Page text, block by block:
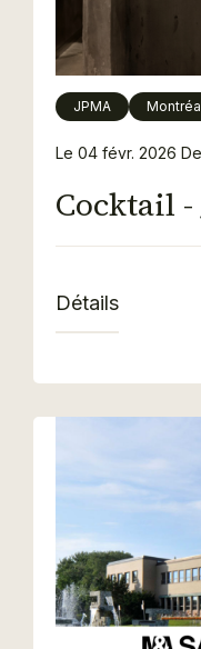
Cocktail
Le 04 févr. 2026
JPMA
Détails